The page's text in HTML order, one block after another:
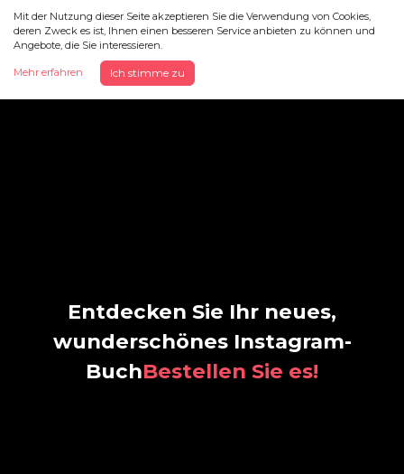
Mit der Nutzung dieser Seite akzeptieren Sie die Verwendung von Cookies,
deren Zweck es ist, Ihnen einen besseren Service anbieten zu können und
Angebote, die Sie interessieren.
Mehr erfahren Ich stimme zu
Entdecken Sie Ihr neues,
wunderschönes Instagram-
BuchBestellen Sie es!